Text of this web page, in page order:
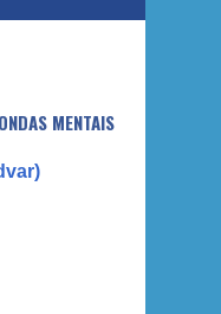
MENTAIS